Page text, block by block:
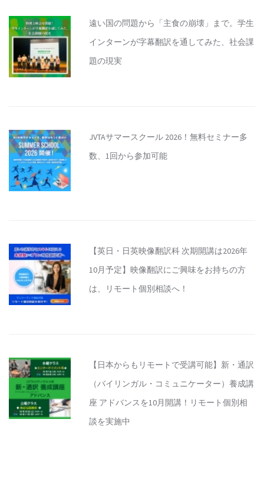
遠い国の問題から「主食の崩壊」まで。学生
インターンが字幕翻訳を通してみた、社会課
題の現実
JVTAサマースクール 2026！無料セミナー多
数、1回から参加可能
【英日・日英映像翻訳科 次期開講は2026年
10月予定】映像翻訳にご興味をお持ちの方
は、リモート個別相談へ！
【日本からもリモートで受講可能】新・通訳
（バイリンガル・コミュニケーター）養成講
座 アドバンスを10月開講！リモート個別相
談を実施中